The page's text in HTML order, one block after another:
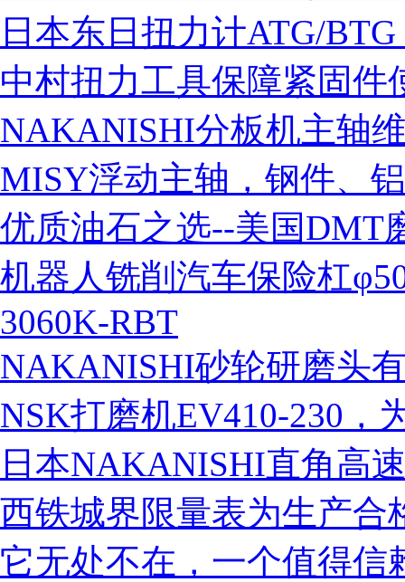
营业执照
日本东日扭力计ATG/
中村扭力工具保障紧固件
NAKANISHI分板机主轴
MISY浮动主轴，钢件、
优质油石之选--美国DMT
机器人铣削汽车保险杠
3060K-RBT
NAKANISHI砂轮研磨头
NSK打磨机EV410-230，
日本NAKANISHI直角高
西铁城界限量表为生产合
它无处不在，一个值得